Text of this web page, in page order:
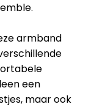
armband
een
maar ook